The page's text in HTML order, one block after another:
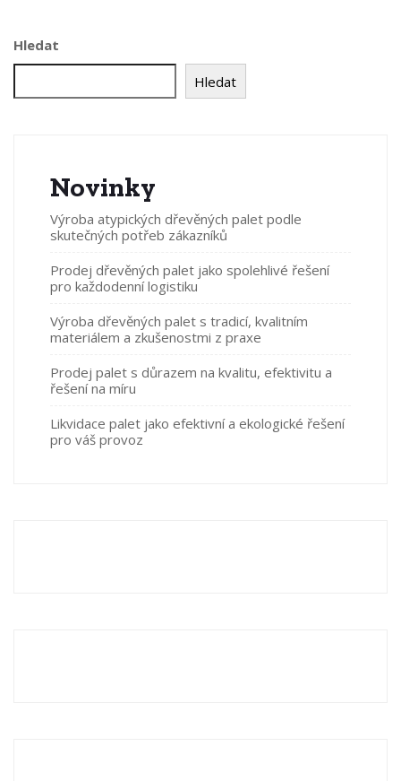
Hledat
Hledat
Novinky
Výroba atypických dřevěných palet podle
skutečných potřeb zákazníků
Prodej dřevěných palet jako spolehlivé řešení
pro každodenní logistiku
Výroba dřevěných palet s tradicí, kvalitním
materiálem a zkušenostmi z praxe
Prodej palet s důrazem na kvalitu, efektivitu a
řešení na míru
Likvidace palet jako efektivní a ekologické řešení
pro váš provoz